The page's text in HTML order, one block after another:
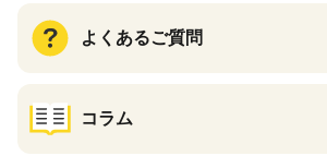
よくあるご質問
コラム